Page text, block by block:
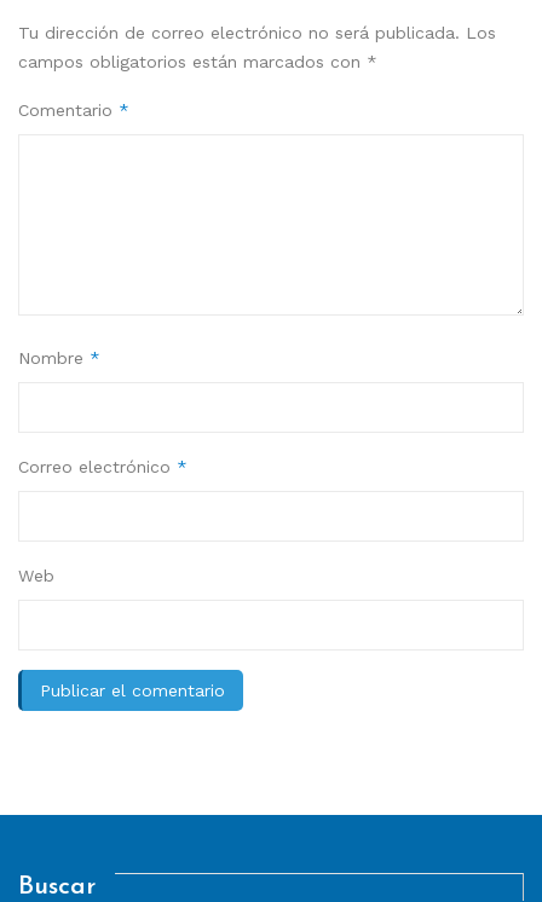
Tu dirección de correo electrónico no será publicada. Los
campos obligatorios están marcados con *
Comentario *
Nombre *
Correo electrónico *
Web
Buscar